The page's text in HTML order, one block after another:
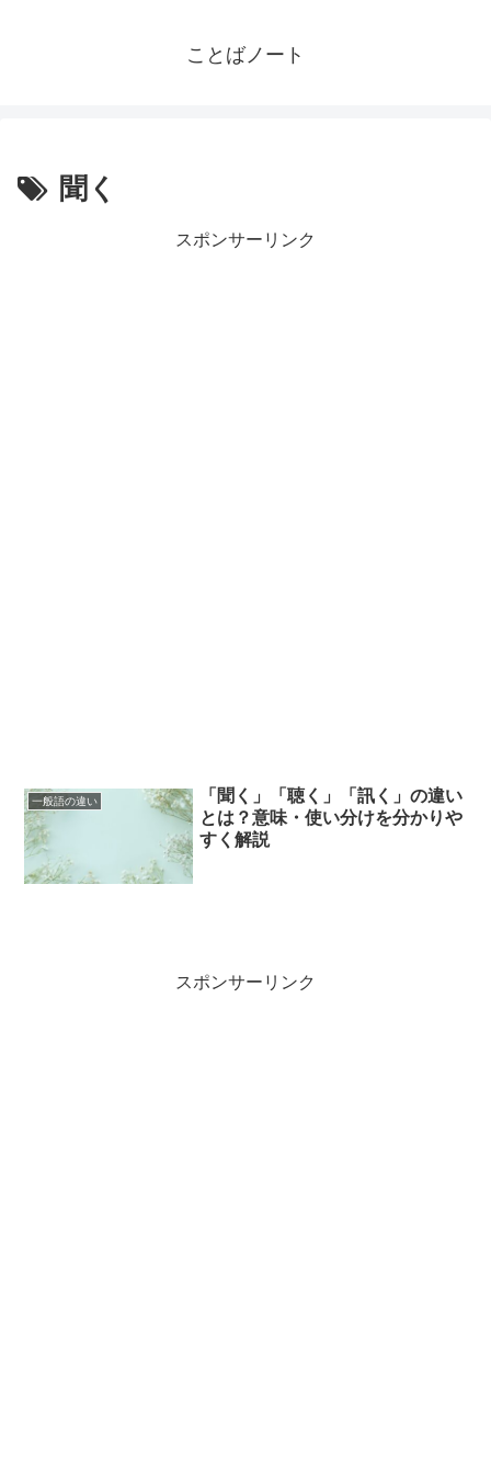
ことばノート
聞く
スポンサーリンク
一般語の違い
「聞く」「聴く」「訊く」の違い
とは？意味・使い分けを分かりや
すく解説
スポンサーリンク